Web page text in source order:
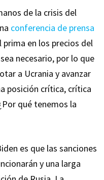
de la crisis del
conferencia de prensa
prima en los precios del
necesario, por lo que
a Ucrania y avanzar
posición crítica, crítica
qué tenemos la
es que las sanciones
y una larga